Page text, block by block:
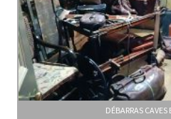
DÉBARRAS CAVES